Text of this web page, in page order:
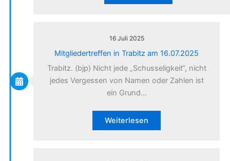
16 Juli 2025
Mitgliedertreffen in Trabitz am 16.07.2025
Trabitz. (bjp) Nicht jede „Schusseligkeit“, nicht
jedes Vergessen von Namen oder Zahlen ist
ein Grund…
Weiterlesen